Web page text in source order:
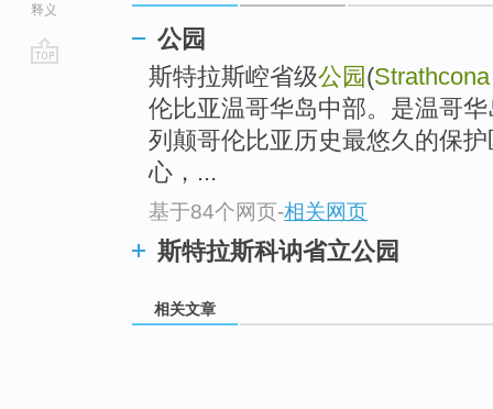
释义
公园
斯特拉斯崆省级公园 (
伦比亚温哥华岛中部。是温哥
列颠哥伦比亚历史最悠久的保
心，...
基于84个网页-相关网页
斯特拉斯科讷省立公园
相关文章